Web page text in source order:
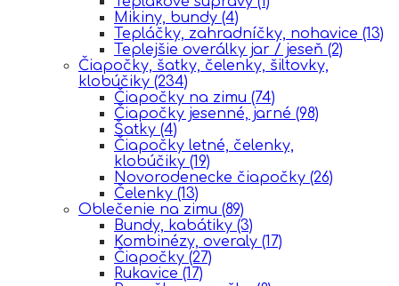
Mikiny, bundy (4)
Tepláčky, zahradníčky, nohavice (13)
Teplejšie overálky jar / jeseň (2)
Čiapočky, šatky, čelenky, šiltovky,
klobúčiky (234)
Čiapočky na zimu (74)
Čiapočky jesenné, jarné (98)
Šatky (4)
Čiapočky letné, čelenky,
klobúčiky (19)
Novorodenecke čiapočky (26)
Čelenky (13)
Oblečenie na zimu (89)
Bundy, kabátiky (3)
Kombinézy, overaly (17)
Čiapočky (27)
Rukavice (17)